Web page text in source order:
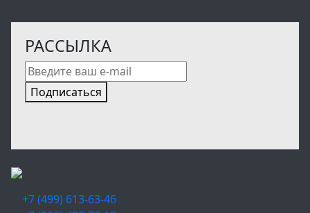
РАССЫЛКА
Подписаться
+7 (499) 613-63-46